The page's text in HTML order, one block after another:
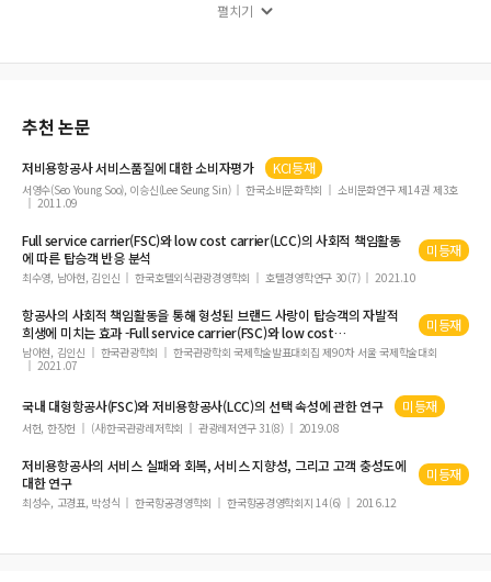
Community Residents' Support of Cause-Related Tourism Marketing Activiti
Brand Equity and Brand Loyalty
Motivations of the Korean Christian Pilgrimage to Outbound
Green Tourism Development in Australia
The Effectiveness of the ABC(Activity Based Costing) Analysis Method in the J
apanese Hotel Industry
The Development of Leisure Studies in North America
The Structural Analysis of Gambling Intention : A Case of Macao Gamblers
A Comparison between Decision-Making Processes in Choosing Travel Desti
nations in Different Countries
Estimating Determinants of Japanese Tourist Arrivals for Korea
A Study on the Correlations between Hotel Employees' Superior Trust, Orga
nizational Trust, Group Cohesiveness, and Organizational Commitment
펼치기
추천 논문
저비용항공사 서비스품질에 대한 소비자평가 KCI등재
서영수(Seo Young Soo), 이승신(Lee Seung Sin) 한국소비문화학회
소비문화연구 제14권 제3호
2011.09
Full servicecarrier(FSC)와lowcost carrier(LCC)의 사회적 책임활동
에 따른 탑승객 반응 분석
미등재
최수영, 남아현, 김인신 한국호텔외식관광경영학회 호텔경영학연구 30(7) 2021.10
항공사의 사회적 책임활동을 통해 형성된 브랜드 사랑이 탑승객의 자발적
희생에 미치는 효과 -Full servicecarrier(FSC)와lowcost
carrier(LCC)차이를 중심으로-
미등재
남아현, 김인신 한국관광학회
한국관광학회 국제학술발표대회집 제90차 서울 국제학술대회
2021.07
국내 대형항공사(FSC)와 저비용항공사(LCC)의 선택 속성에 관한 연구 미등재
서헌, 한장헌 (사)한국관광레저학회 관광레저연구 31(8) 2019.08
저비용항공사의 서비스 실패와 회복, 서비스 지향성, 그리고 고객 충성도에
대한 연구
미등재
최성수, 고경표, 박성식 한국항공경영학회 한국항공경영학회지 14(6) 2016.12